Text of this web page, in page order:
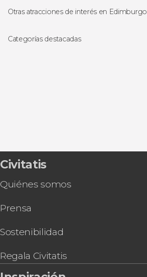
Otras atracciones de interés en Edimburgo
Castillo de Edimburgo
Categorías destacadas
Civitatis
Quiénes somos
Prensa
Sostenibilidad
Regala Civitatis